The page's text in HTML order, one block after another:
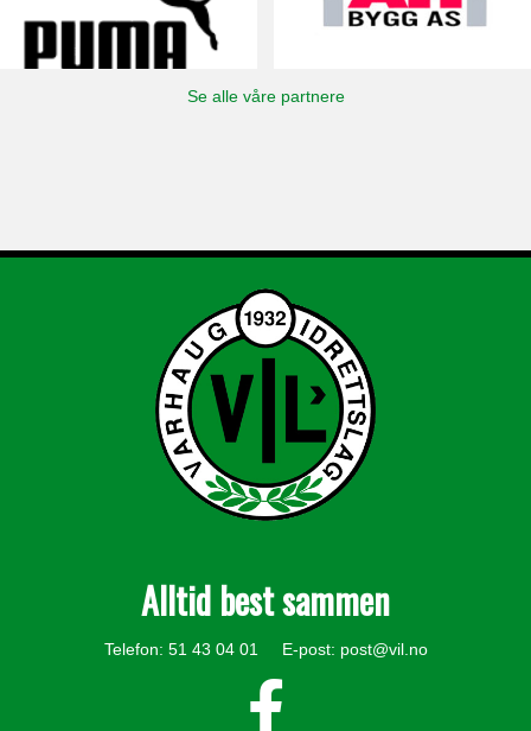
Se alle våre partnere
Alltid best sammen
Telefon: 51 43 04 01 E-post: post@vil.no